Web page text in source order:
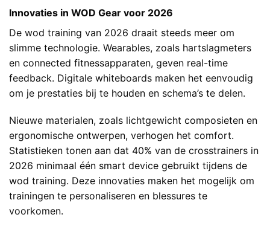
Innovaties in WOD Gear voor 2026
De wod training van 2026 draait steeds meer om
slimme technologie. Wearables, zoals hartslagmeters
en connected fitnessapparaten, geven real-time
feedback. Digitale whiteboards maken het eenvoudig
om je prestaties bij te houden en schema’s te delen.
Nieuwe materialen, zoals lichtgewicht composieten en
ergonomische ontwerpen, verhogen het comfort.
Statistieken tonen aan dat 40% van de crosstrainers in
2026 minimaal één smart device gebruikt tijdens de
wod training. Deze innovaties maken het mogelijk om
trainingen te personaliseren en blessures te
voorkomen.